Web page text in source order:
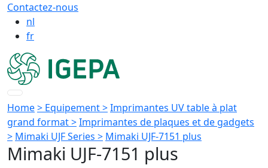
Contactez-nous
nl
fr
Home> Equipement >Imprimantes UV table à plat
grand format >Imprimantes de plaques et de gadgets
> Mimaki UJF Series > Mimaki UJF-7151 plus
Mimaki UJF-7151 plus